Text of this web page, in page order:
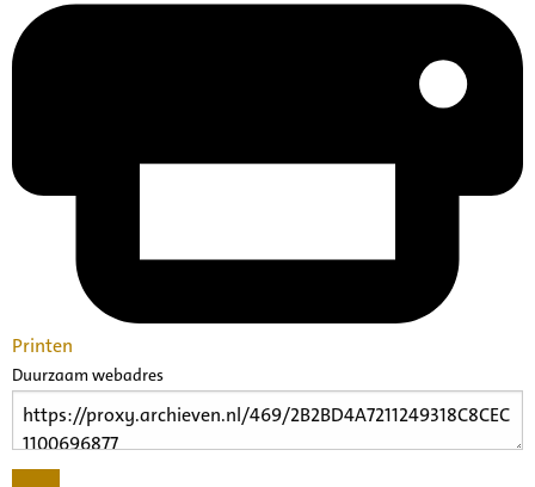
Printen
Duurzaam webadres